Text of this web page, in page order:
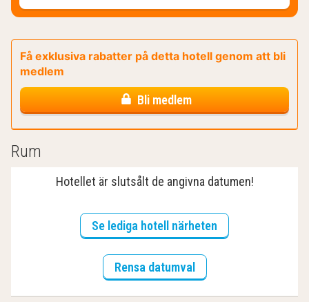
Få exklusiva rabatter på detta hotell genom att bli
medlem
Bli medlem
Rum
Hotellet är slutsålt de angivna datumen!
Se lediga hotell närheten
Rensa datumval